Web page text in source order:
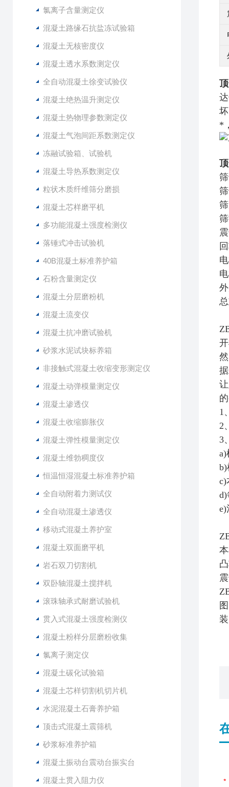
氯离子含量测定仪
混凝土路缘石抗盐冻试验箱
混凝土无核密度仪
混凝土透水系数测定仪
全自动混凝土徐变试验仪
混凝土绝热温升测定仪
混凝土热物理参数测定仪
混凝土气泡间距系数测定仪
冻融试验箱、试验机
混凝土导热系数测定仪
粒状木质纤维筛分磨损
混凝土芯样磨平机
多功能混凝土强度检测仪
落锤式冲击试验机
40B混凝土标准养护箱
石粉含量测定仪
混凝土分层磨粉机
混凝土流变仪
混凝土抗冲磨试验机
砂浆水泥试块标养箱
非接触式混凝土收缩变形测定仪
混凝土动弹模量测定仪
混凝土渗透仪
混凝土收缩膨胀仪
混凝土弹性模量测定仪
混凝土维勃稠度仪
恒温恒湿混凝土标准养护箱
全自动附着力测试仪
全自动混凝土渗透仪
移动式混凝土养护室
混凝土双面磨平机
岩石双刀切割机
双卧轴混凝土搅拌机
滚珠轴承式耐磨试验机
贯入式混凝土强度检测仪
混凝土粉样分层磨粉收集
氯离子测定仪
混凝土碳化试验箱
混凝土芯样切割机切片机
水泥混凝土石膏养护箱
顶击式混凝土震筛机
砂浆标准养护箱
混凝土振动台震动台振实台
混凝土贯入阻力仪
*
1
2
3
c)